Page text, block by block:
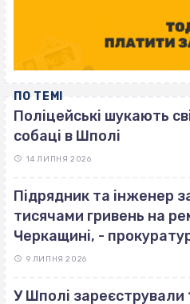
ПО ТЕМІ
Поліцейські шукають
собаці в Шполі
14 ЛИПНЯ 2026
Підрядник та інженер
тисячами гривень на
Черкащині, -
9 ЛИПНЯ 2026
У Шполі зареєстрували